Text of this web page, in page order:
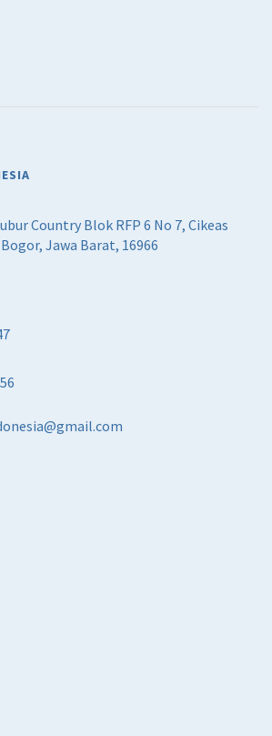
Country Blok RFP 6 No 7, Cikeas
Jawa Barat, 16966